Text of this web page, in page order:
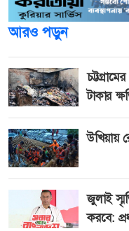
আরও পড়ুন
টাকার
উখিয়ায়
জুলাই
করবে: